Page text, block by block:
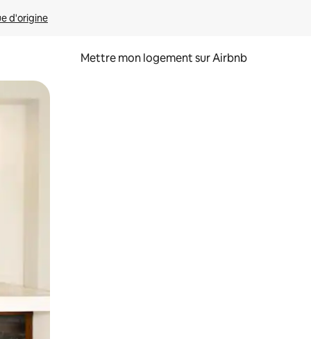
d'origine
Mettre mon logement sur Airbnb
glisser.